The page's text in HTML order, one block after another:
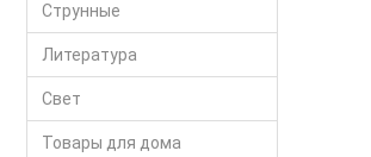
Струнные
Литература
Свет
Товары для дома